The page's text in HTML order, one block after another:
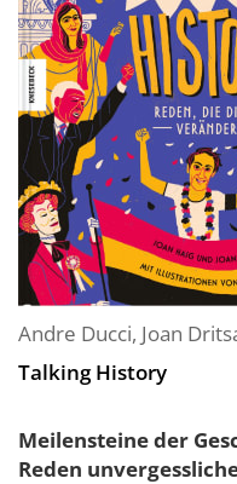
Andre Ducci, Joan
Talking History
Meilensteine der
Reden